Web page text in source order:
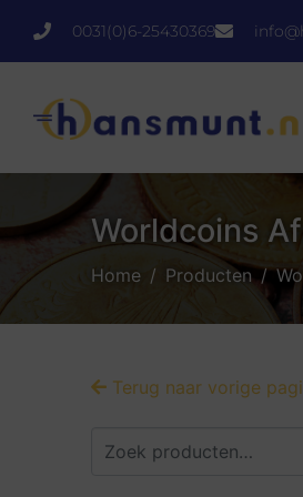
0031(0)6-25430369
Worldcoins
Home Producten
Terug naar vorige